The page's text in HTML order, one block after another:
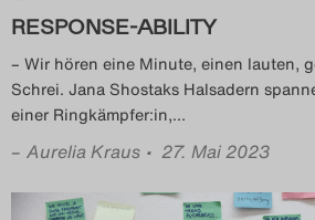
Das
Archiv
RESPONSE-ABILITY
– Wir hören eine Minute, einen lauten,
Schrei. Jana Shostaks Halsadern
einer Ringkämpfer:in,…
– Aurelia Kraus • 27. Mai 2023